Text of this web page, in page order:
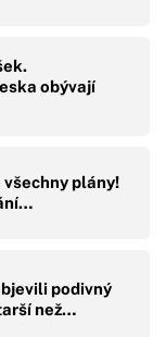
obývají
plány!
podivný
než…